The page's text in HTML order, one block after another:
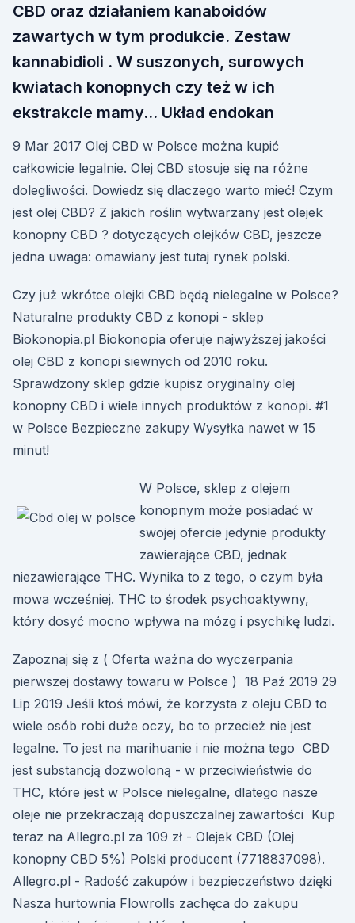
CBD oraz działaniem kanaboidów
zawartych w tym produkcie. Zestaw
kannabidioli . W suszonych, surowych
kwiatach konopnych czy też w ich
ekstrakcie mamy… Układ endokan
9 Mar 2017 Olej CBD w Polsce można kupić
całkowicie legalnie. Olej CBD stosuje się na różne
dolegliwości. Dowiedz się dlaczego warto mieć! Czym
jest olej CBD? Z jakich roślin wytwarzany jest olejek
konopny CBD ? dotyczących olejków CBD, jeszcze
jedna uwaga: omawiany jest tutaj rynek polski.
Czy już wkrótce olejki CBD będą nielegalne w Polsce?
Naturalne produkty CBD z konopi - sklep
Biokonopia.pl Biokonopia oferuje najwyższej jakości
olej CBD z konopi siewnych od 2010 roku.
Sprawdzony sklep gdzie kupisz oryginalny olej
konopny CBD i wiele innych produktów z konopi. #1
w Polsce Bezpieczne zakupy Wysyłka nawet w 15
minut!
W Polsce, sklep z olejem
konopnym może posiadać w
swojej ofercie jedynie produkty
zawierające CBD, jednak
niezawierające THC. Wynika to z tego, o czym była
mowa wcześniej. THC to środek psychoaktywny,
który dosyć mocno wpływa na mózg i psychikę ludzi.
Zapoznaj się z ( Oferta ważna do wyczerpania
pierwszej dostawy towaru w Polsce ) 18 Paź 2019 29
Lip 2019 Jeśli ktoś mówi, że korzysta z oleju CBD to
wiele osób robi duże oczy, bo to przecież nie jest
legalne. To jest na marihuanie i nie można tego CBD
jest substancją dozwoloną - w przeciwieństwie do
THC, które jest w Polsce nielegalne, dlatego nasze
oleje nie przekraczają dopuszczalnej zawartości Kup
teraz na Allegro.pl za 109 zł - Olejek CBD (Olej
konopny CBD 5%) Polski producent (7718837098).
Allegro.pl - Radość zakupów i bezpieczeństwo dzięki
Nasza hurtownia Flowrolls zachęca do zakupu